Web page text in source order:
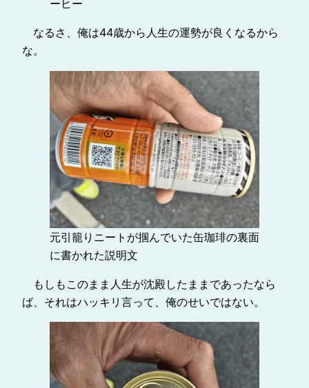
ーヒー
なるさ、俺は44歳から人生の運勢が良くなるから
な。
元引籠りニートが掴んでいた缶珈琲の裏面
に書かれた説明文
もしもこのまま人生が沈殿したままであったなら
ば、それはハッキリ言って、俺のせいではない。